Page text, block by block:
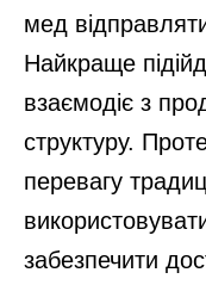
мед
Найкраще
взаємодіє з
структуру.
перевагу
забезпечити